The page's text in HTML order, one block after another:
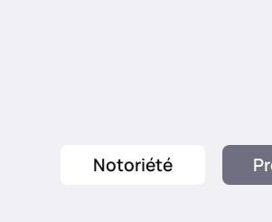
Notoriété